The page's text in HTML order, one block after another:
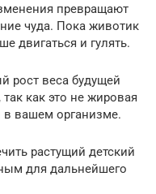
превращают
чуда. Пока животик
двигаться и гулять.
рост веса будущей
как это не жировая
в вашем организме.
растущий детский
для дальнейшего